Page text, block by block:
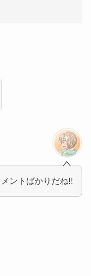
ントばかりだね!!